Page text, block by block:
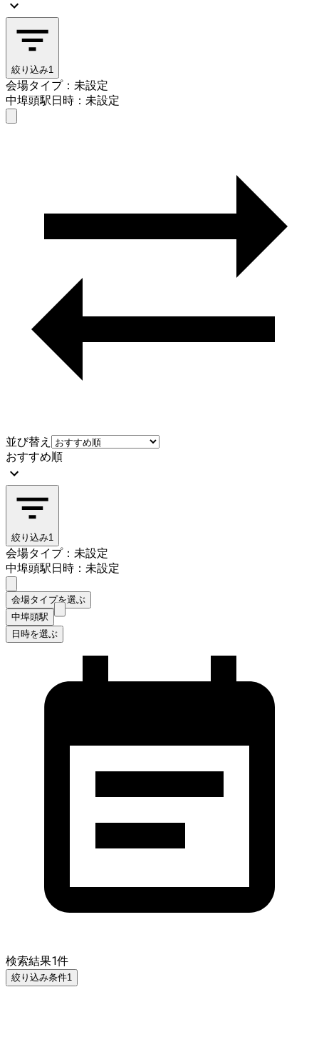
絞り込み1
会場タイプ：未設定
中埠頭駅日時：未設定
並び替え
おすすめ順
絞り込み1
会場タイプ：未設定
中埠頭駅日時：未設定
会場タイプを選ぶ
中埠頭駅
日時を選ぶ
検索結果1件
絞り込み条件1